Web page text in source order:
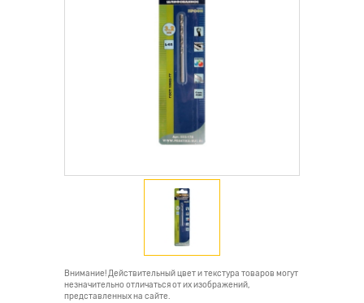
Внимание! Действительный цвет и текстура товаров могут
незначительно отличаться от их изображений,
представленных на сайте.